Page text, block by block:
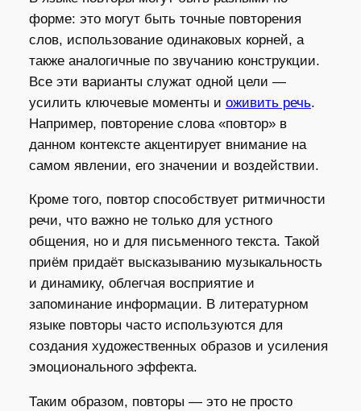
форме: это могут быть точные повторения
слов, использование одинаковых корней, а
также аналогичные по звучанию конструкции.
Все эти варианты служат одной цели —
усилить ключевые моменты и оживить речь.
Например, повторение слова «повтор» в
данном контексте акцентирует внимание на
самом явлении, его значении и воздействии.
Кроме того, повтор способствует ритмичности
речи, что важно не только для устного
общения, но и для письменного текста. Такой
приём придаёт высказыванию музыкальность
и динамику, облегчая восприятие и
запоминание информации. В литературном
языке повторы часто используются для
создания художественных образов и усиления
эмоционального эффекта.
Таким образом, повторы — это не просто